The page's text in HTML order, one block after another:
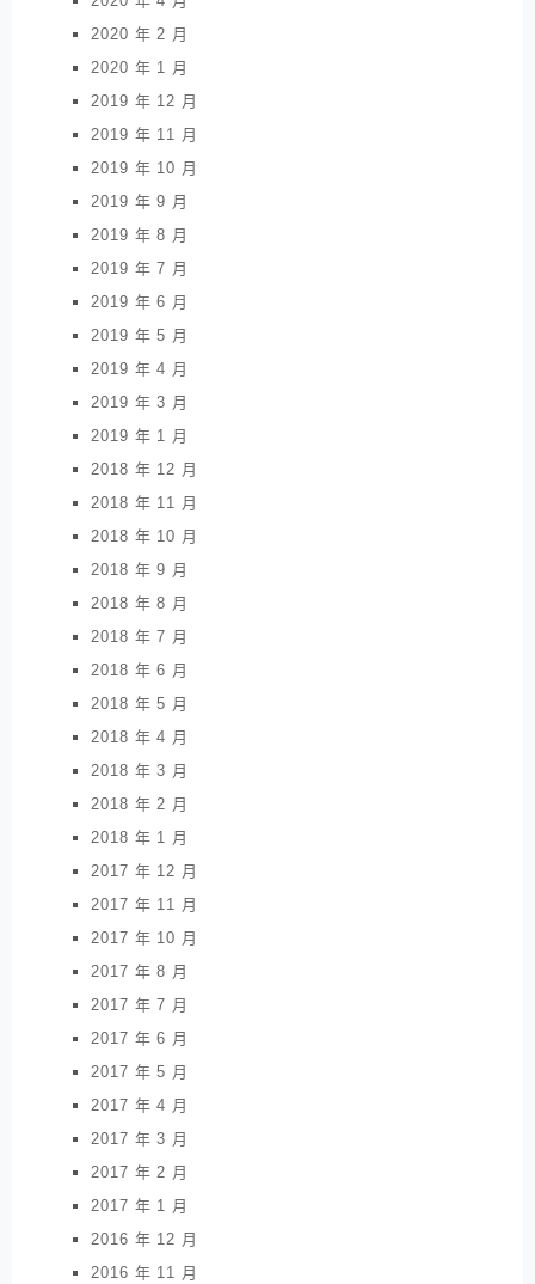
2020 年 2 月
2020 年 1 月
2019 年 12 月
2019 年 11 月
2019 年 10 月
2019 年 9 月
2019 年 8 月
2019 年 7 月
2019 年 6 月
2019 年 5 月
2019 年 4 月
2019 年 3 月
2019 年 1 月
2018 年 12 月
2018 年 11 月
2018 年 10 月
2018 年 9 月
2018 年 8 月
2018 年 7 月
2018 年 6 月
2018 年 5 月
2018 年 4 月
2018 年 3 月
2018 年 2 月
2018 年 1 月
2017 年 12 月
2017 年 11 月
2017 年 10 月
2017 年 8 月
2017 年 7 月
2017 年 6 月
2017 年 5 月
2017 年 4 月
2017 年 3 月
2017 年 2 月
2017 年 1 月
2016 年 12 月
2016 年 11 月